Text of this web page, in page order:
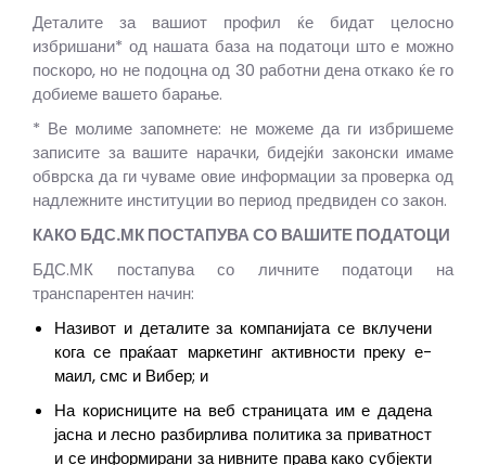
Деталите за вашиот профил ќе бидат целосно
избришани* од нашата база на податоци што е можно
поскоро, но не подоцна од 30 работни дена откако ќе го
добиеме вашето барање.
* Ве молиме запомнете: не можеме да ги избришеме
записите за вашите нарачки, бидејќи законски имаме
обврска да ги чуваме овие информации за проверка од
надлежните институции во период предвиден со закон.
КАКО БДС.МК ПОСТАПУВА СО ВАШИТЕ ПОДАТОЦИ
БДС.МК постапува со личните податоци на
транспарентен начин:
Називот и деталите за компанијата се вклучени
кога се праќаат маркетинг активности преку е-
маил, смс и Вибер; и
На корисниците на веб страницата им е дадена
јасна и лесно разбирлива политика за приватност
и се информирани за нивните права како субјекти